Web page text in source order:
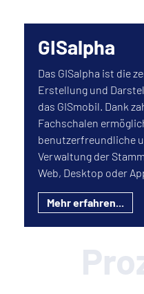
GISalpha
Das GISalpha ist die
Erstellung und
das GISmobil. Dank
Fachschalen
benutzerfreundliche
Verwaltung der
Web, Desktop oder
Mehr erfahren...